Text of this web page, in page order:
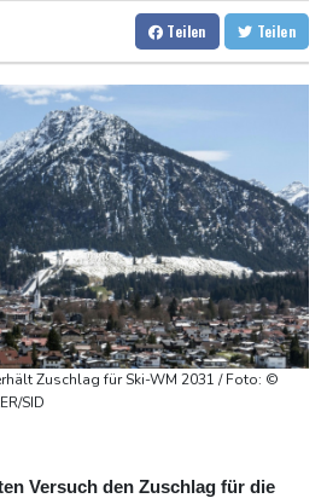
Wien
29 °C
°C
Grenze zwischen Rumänien und
seinen Vater
72-jähriger Pilot stirbt in Baden-
vor Folgen russischer Angriffe für
in Nordrhein-Westfalen
nominiert Ex-Gerichtspräsidenten
winkt und springt zu Bronze
Teilen Teilen
Zuschlag für Ski-WM 2031 / Foto: ©
SID
Versuch den Zuschlag für die